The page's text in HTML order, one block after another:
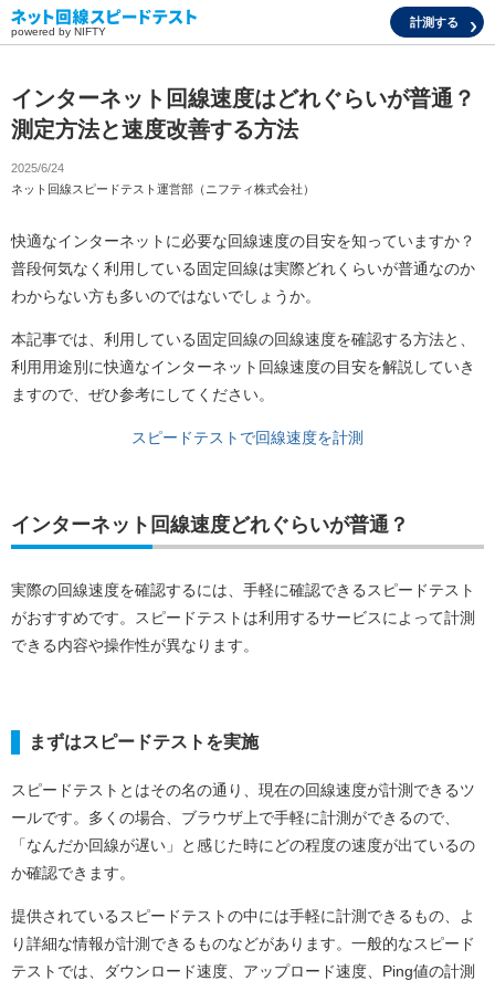
powered by NIFTY
計測する
インターネット回線速度はどれぐらいが普通？
測定方法と速度改善する方法
2025/6/24
ネット回線スピードテスト運営部（ニフティ株式会社）
快適なインターネットに必要な回線速度の目安を知っていますか？
普段何気なく利用している固定回線は実際どれくらいが普通なのか
わからない方も多いのではないでしょうか。
本記事では、利用している固定回線の回線速度を確認する方法と、
利用用途別に快適なインターネット回線速度の目安を解説していき
ますので、ぜひ参考にしてください。
スピードテストで回線速度を計測
インターネット回線速度どれぐらいが普通？
実際の回線速度を確認するには、手軽に確認できるスピードテスト
がおすすめです。スピードテストは利用するサービスによって計測
できる内容や操作性が異なります。
まずはスピードテストを実施
スピードテストとはその名の通り、現在の回線速度が計測できるツ
ールです。多くの場合、ブラウザ上で手軽に計測ができるので、
「なんだか回線が遅い」と感じた時にどの程度の速度が出ているの
か確認できます。
提供されているスピードテストの中には手軽に計測できるもの、よ
り詳細な情報が計測できるものなどがあります。一般的なスピード
テストでは、ダウンロード速度、アップロード速度、Ping値の計測